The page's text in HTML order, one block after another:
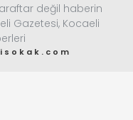
değil haberin
Gazetesi, Kocaeli